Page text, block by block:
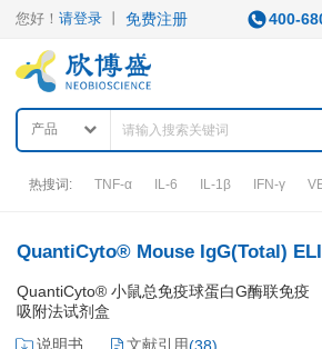
您好！请登录 丨免费注册 400-
产品
热搜词: TNF-α IL-6 IL-1β IFN-γ
产品中心
产品类型
QuantiCyto® Mouse IgG(Total)
QuantiCyto® 小鼠总免疫球蛋白G酶联免疫
吸附法试剂盒
说明书
文献引用